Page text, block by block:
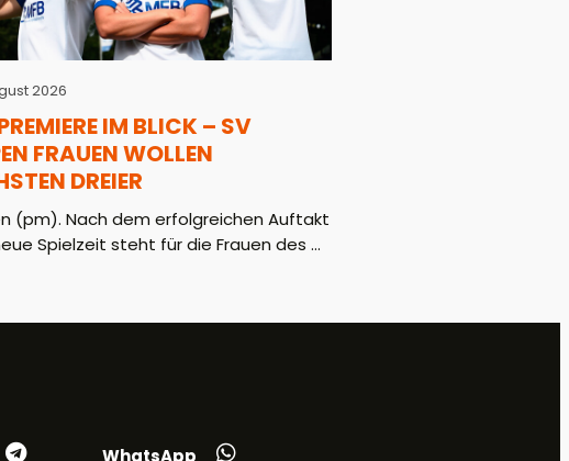
2026
IM BLICK – SV
FRAUEN WOLLEN
DREIER
(pm). Nach dem erfolgreichen Auftakt
Spielzeit steht für die Frauen des ...
WhatsApp